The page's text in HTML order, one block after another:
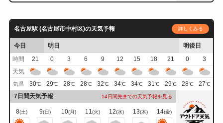
名古屋駅 (名古屋市中村区)の天気予報 詳しくみる
今日 明日
明後日
時間
21 0 3 6 9 12 15 18 21 0
3
天気
気温 30℃ 29℃ 28℃ 28℃ 32℃ 34℃ 34℃ 31℃ 29℃ 28℃ 27℃
7日間天気予報 14日間先までの天気予報を見る
8(土) 9(日) 10(月) 11 (火) 12(水) 13(木) 14(金)